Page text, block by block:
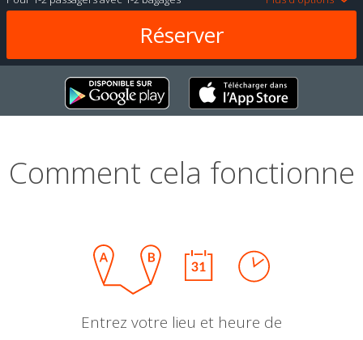
Comment cela fonctionne
Entrez votre lieu et heure de